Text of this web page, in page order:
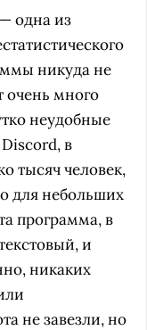
одна из
никуда не
очень много
неудобные
в
тысяч человек,
для небольших
программа, в
и
никаких
не завезли, но